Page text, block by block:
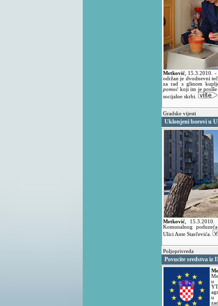
Metković 15.3.2010. -
održan je dvodnevni
za rad s glinom
pomoć koji im je
socijalne skrbi.
Gradske vijesti
Uklonjeni borovi u
Metković
15.3.2010.
Komunalnog
Ulici Ante Starčevića.
Poljoprivreda
Povucite sredstva iz
u
u